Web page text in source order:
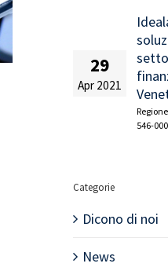
29
Apr 2021
546-
Categorie
Dicono di noi
News